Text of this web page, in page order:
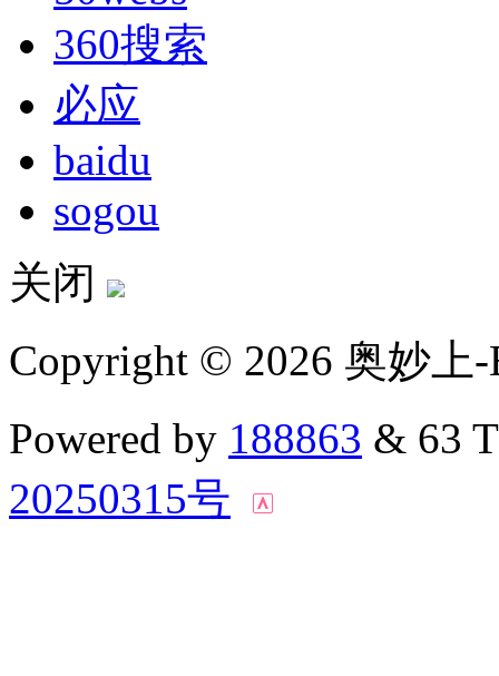
360搜索
必应
baidu
sogou
关闭
Copyright © 2026 奥妙上
Powered by 188863 & 63
20250315号